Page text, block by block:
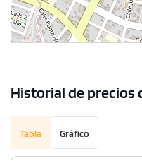
Desde
Historial de precios
Tabla Gráfico